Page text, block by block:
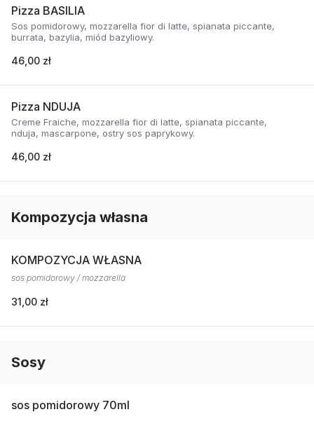
Pizza BASILIA
Sos pomidorowy, mozzarella fior di latte, spianata piccante,
burrata, bazylia, miód bazyliowy.
46,00 zł
Pizza NDUJA
Creme Fraiche, mozzarella fior di latte, spianata piccante,
nduja, mascarpone, ostry sos paprykowy.
46,00 zł
Kompozycja własna
KOMPOZYCJA WŁASNA
sos pomidorowy / mozzarella
31,00 zł
Sosy
sos pomidorowy 70ml